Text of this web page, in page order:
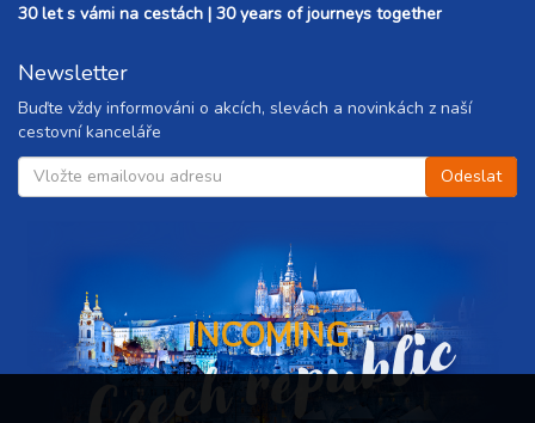
30 let s vámi na cestách | 30 years of journeys together
Newsletter
Buďte vždy informováni o akcích, slevách a novinkách z naší
cestovní kanceláře
INCOMING
Czech republic